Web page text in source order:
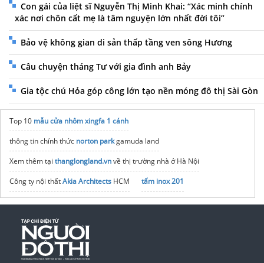
Con gái của liệt sĩ Nguyễn Thị Minh Khai: “Xác minh chính
xác nơi chôn cất mẹ là tâm nguyện lớn nhất đời tôi”
Bảo vệ không gian di sản thấp tầng ven sông Hương
Câu chuyện tháng Tư với gia đình anh Bảy
Gia tộc chú Hỏa góp công lớn tạo nền móng đô thị Sài Gòn
Top 10 mẫu cửa nhôm xingfa 1 cánh
thông tin chính thức norton parkgamuda land
Xem thêm tại thanglongland.vnvề thị trường nhà ở Hà Nội
Công ty nội thấtAkia Architects HCM
tấm inox 201
Mở bánCăn hộ Gladia Heights Dự án D'.Diamant BleuLong Biên
Thi công sơn chống nóng cho mái tôn
Vinhomes Vũ Yên Hải Phòng